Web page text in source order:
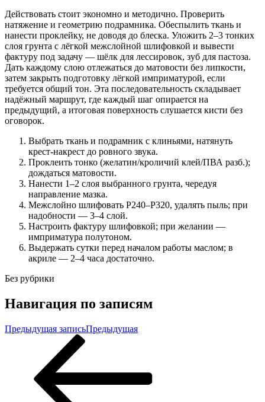
Действовать стоит экономно и методично. Проверить
натяжение и геометрию подрамника. Обеспылить ткань и
нанести проклейку, не доводя до блеска. Уложить 2–3 тонких
слоя грунта с лёгкой межслойной шлифовкой и вывести
фактуру под задачу — шёлк для лессировок, зуб для пастоза.
Дать каждому слою отлежаться до матовости без липкости,
затем закрыть подготовку лёгкой имприматурой, если
требуется общий тон. Эта последовательность складывает
надёжный маршрут, где каждый шаг опирается на
предыдущий, а итоговая поверхность слушается кисти без
оговорок.
Выбрать ткань и подрамник с клиньями, натянуть
крест‑накрест до ровного звука.
Проклеить тонко (желатин/кроличий клей/ПВА разб.);
дождаться матовости.
Нанести 1–2 слоя выбранного грунта, чередуя
направление мазка.
Межслойно шлифовать P240–P320, удалять пыль; при
надобности — 3–4 слой.
Настроить фактуру шлифовкой; при желании —
имприматура полутоном.
Выдержать сутки перед началом работы маслом; в
акриле — 2–4 часа достаточно.
Без рубрики
Навигация по записям
Предыдущая записьПредыдущая